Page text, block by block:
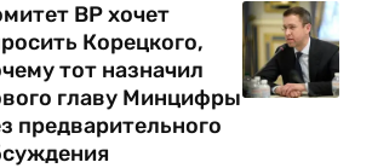
ВР хочет
Корецкого,
тот назначил
главу Минцифры
предварительного